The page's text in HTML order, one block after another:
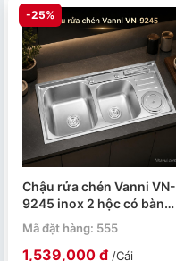
-25%
Chậu rửa chén Vanni VN-
9245 inox 2 hộc có bàn
phụ 920x450x230mm
Mã đặt hàng: 555
1,539,000 đ /Cái